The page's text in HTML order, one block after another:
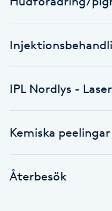
Coachning
Color correction
D
IPL Nordlys -
Kemiska peelingar
Återbesök